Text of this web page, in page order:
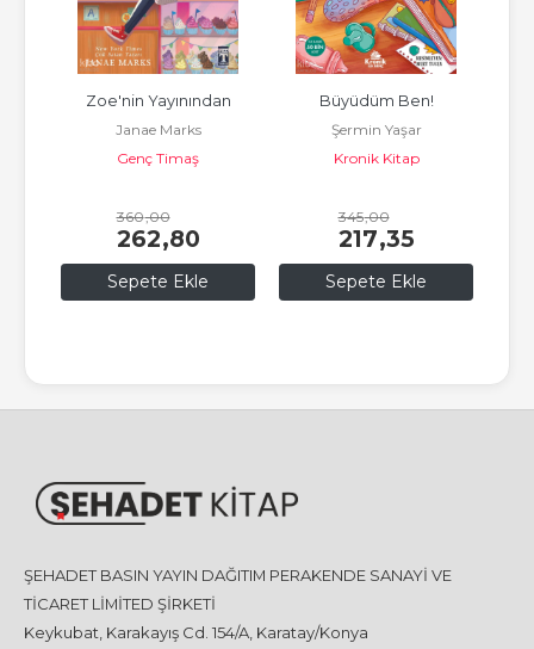
Sepete Ekle
Büyüdüm Ben!
Şermin Yaşar
Kronik Kitap
217
Sepete Ekle
İkimizin Dünyası
Katya Balen
Genç Timaş
330
240
ŞEHADET BASIN YAYIN DAĞITIM PERAKENDE SANAYİ VE
TİCARET LİMİTED ŞİRKETİ
Keykubat, Karakayış Cd. 154/A, Karatay/Konya